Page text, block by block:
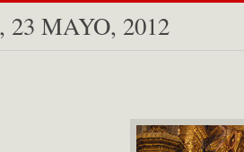
23 MAYO, 2012